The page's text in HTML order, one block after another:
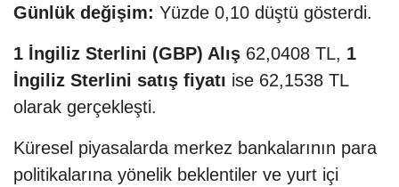
Günlük değişim: Yüzde 0,10 düştü gösterdi.
1 İngiliz Sterlini (GBP) Alış 62,0408 TL, 1
İngiliz Sterlini satış fiyatı ise 62,1538 TL
olarak gerçekleşti.
Küresel piyasalarda merkez bankalarının para
politikalarına yönelik beklentiler ve yurt içi